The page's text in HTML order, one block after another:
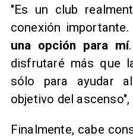
"Es un club
conexión importante.
una opción para mí
disfrutaré más que
sólo para ayudar
objetivo del ascenso",
Finalmente, cabe